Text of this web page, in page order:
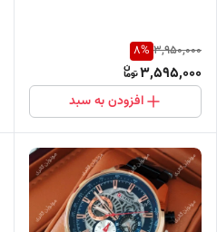
3,950,000
8%
3,595,000
افزودن به سبد